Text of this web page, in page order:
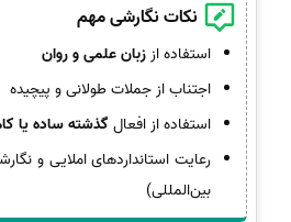
نکات نگارشی مهم
استفاده از زبان علمی و روان
اجتناب از جملات طولانی و پیچیده
استفاده از افعال گذشته ساده یا
رعایت استانداردهای املایی و
بین‌المللی)